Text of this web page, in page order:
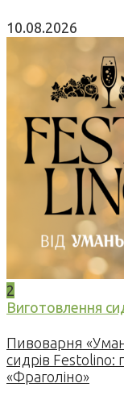
10.08.2026
2
Виготовлення
Пивоварня
сидрів
«Фраголіно»